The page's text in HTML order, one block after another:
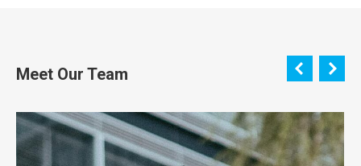
Meet Our Team